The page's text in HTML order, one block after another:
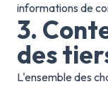
informations de
3.
des
L'ensemble des